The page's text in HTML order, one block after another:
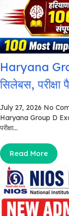
Haryana
सिलेबस,
July 27, 2026 No
Haryana Group D
परीक्षा...
Read More